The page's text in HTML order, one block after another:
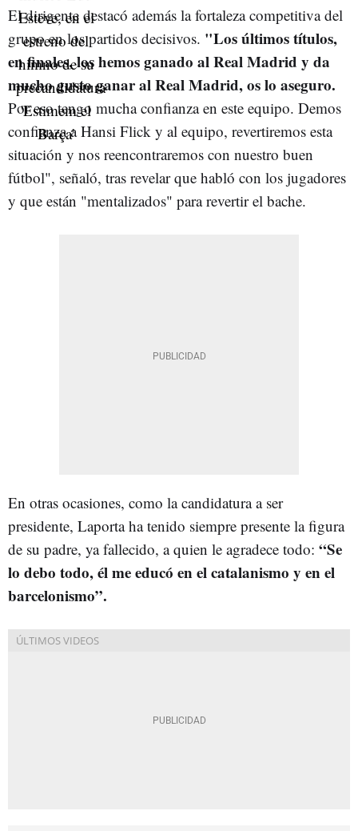
El dirigente destacó además la fortaleza competitiva del
grupo en los partidos decisivos. "Los últimos títulos,
en finales, los hemos ganado al Real Madrid y da
mucho gusto ganar al Real Madrid, os lo aseguro.
Por eso tengo mucha confianza en este equipo. Demos
confianza a Hansi Flick y al equipo, revertiremos esta
situación y nos reencontraremos con nuestro buen
fútbol", señaló, tras revelar que habló con los jugadores
y que están "mentalizados" para revertir el bache.
En otras ocasiones, como la candidatura a ser
presidente, Laporta ha tenido siempre presente la figura
de su padre, ya fallecido, a quien le agradece todo: “Se
lo debo todo, él me educó en el catalanismo y en el
barcelonismo”.